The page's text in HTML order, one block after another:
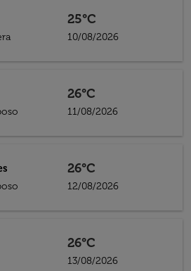
25°C
10/08/2026
26°C
11/08/2026
26°C
12/08/2026
26°C
13/08/2026